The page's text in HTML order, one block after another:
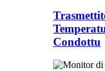
Condottu